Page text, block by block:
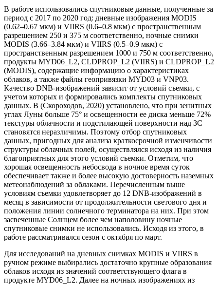
В работе использовались спутниковые данные, полученные за
период с 2017 по 2020 год: дневные изображения MODIS
(0.62–0.67 мкм) и VIIRS (0.6–0.8 мкм) с пространственным
разрешением 250 и 375 м соответственно, ночные снимки
MODIS (3.66–3.84 мкм) и VIIRS (0.5–0.9 мкм) с
пространственным разрешением 1000 и 750 м соответственно,
продукты MYD06_L2, CLDPROP_L2 (VIIRS) и CLDPROP_L2
(MODIS), содержащие информацию о характеристиках
облаков, а также файлы геопривязки MYD03 и VNP03.
Качество DNB-изображений зависит от условий съемки, с
учетом которых и формировались комплекты спутниковых
данных. В (Скороходов, 2020) установлено, что при зенитных
углах Луны больше 75° и освещенности ее диска меньше 72%
текстуры облачности и подстилающей поверхности над ЗС
становятся неразличимы. Поэтому отбор спутниковых
данных, пригодных для анализа краткосрочной изменчивости
структуры облачных полей, осуществлялся исходя из наличия
благоприятных для этого условий съемки. Отметим, что
хорошая освещенность небосвода в ночное время суток
обеспечивает также и более высокую достоверность наземных
метеонаблюдений за облаками. Перечисленным выше
условиям съемки удовлетворяет до 12 DNB-изображений в
месяц в зависимости от продолжительности светового дня и
положения линии солнечного терминатора на них. При этом
засвеченные Солнцем более чем наполовину ночные
спутниковые снимки не использовались. Исходя из этого, в
работе рассматривался сезон с октября по март.
Для исследований на дневных снимках MODIS и VIIRS в
ручном режиме выбирались достаточно крупные образования
облаков исходя из значений соответствующего флага в
продукте MYD06_L2. Далее на ночных изображениях из